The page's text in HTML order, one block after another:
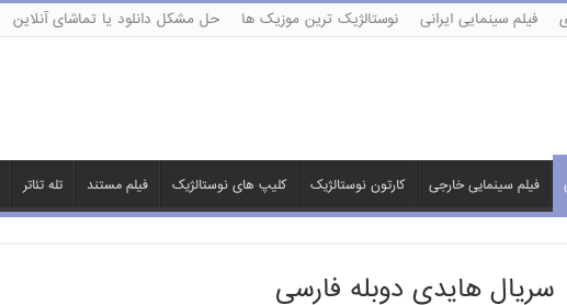
فیلم سینمایی ایرانی نوستالژیک ترین موزیک ها حل مشکل دانلود یا تماشای آنلاین
فیلم سینمایی خارجی کارتون نوستالژیک کلیپ های نوستالژیک فیلم مستند تله تئاتر
سریال هایدی دوبله فارسی